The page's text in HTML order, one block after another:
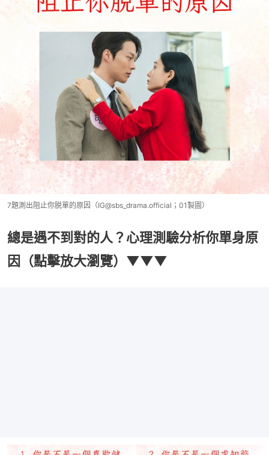
7題測出阻止你脱單的原因（IG@sbs_drama.official；01製圖）
總是遇不到對的人？心理測驗分析你單身原
因（點擊放大瀏覽）▼▼▼